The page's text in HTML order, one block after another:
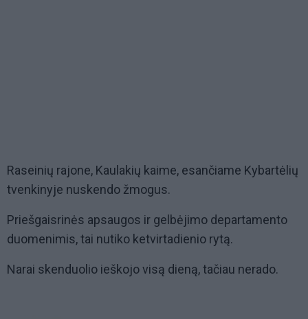
Raseinių rajone, Kaulakių kaime, esančiame Kybartėlių
tvenkinyje nuskendo žmogus.
Priešgaisrinės apsaugos ir gelbėjimo departamento
duomenimis, tai nutiko ketvirtadienio rytą.
Narai skenduolio ieškojo visą dieną, tačiau nerado.